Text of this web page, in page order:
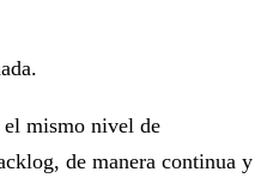
el mismo nivel de
de manera continua y